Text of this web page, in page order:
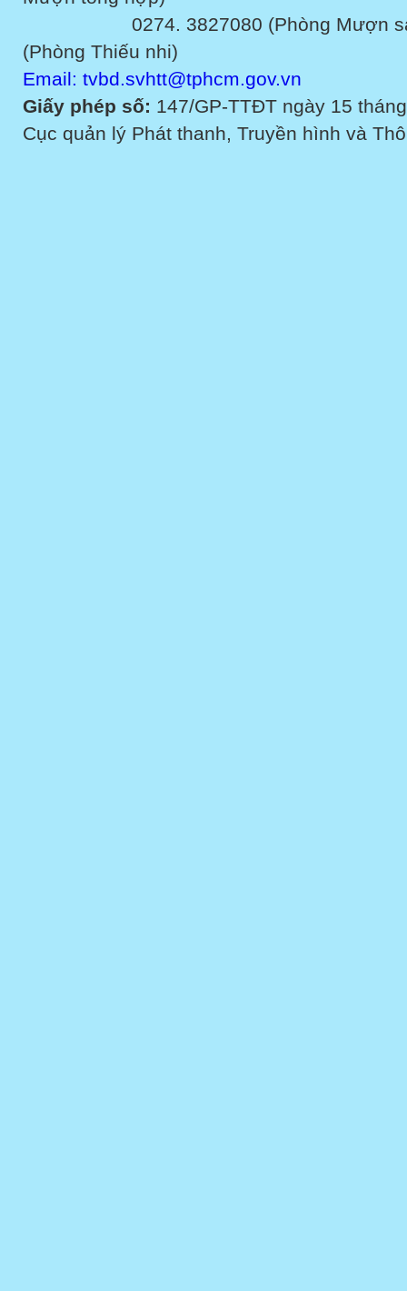
0274. 3827080 (Phòng Mượn sách
(Phòng Thiếu nhi)
Email: tvbd.svhtt@tphcm.gov.vn
Giấy phép số: 147/GP-TTĐT ngày 15
Cục quản lý Phát thanh, Truyền hình và